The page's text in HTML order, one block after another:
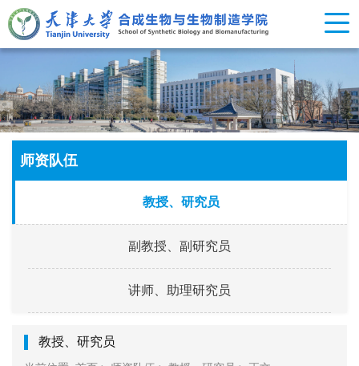
师资队伍
教授、研究员
副教授、副研究员
讲师、助理研究员
教授、研究员